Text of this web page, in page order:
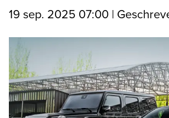
19 sep. 2025 07:00 |